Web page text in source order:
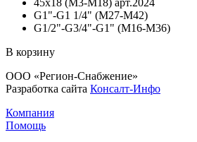
G1"-G1 1/4" (М27-М42)
G1/2"-G3/4"-G1" (М16-М36)
В корзину
ООО «Регион-Снабжение»
Разработка сайта Консалт-Инфо
Компания
Помощь